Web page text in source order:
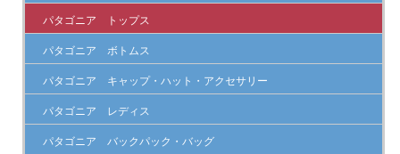
パタゴニア トップス
パタゴニア ボトムス
パタゴニア キャップ・ハット・アクセサリー
パタゴニア レディス
パタゴニア バックパック・バッグ